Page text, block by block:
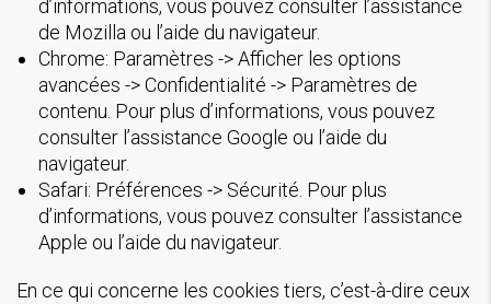
d’informations, vous pouvez consulter l’assistance
de Mozilla ou l’aide du navigateur.
Chrome: Paramètres -> Afficher les options
avancées -> Confidentialité -> Paramètres de
contenu. Pour plus d’informations, vous pouvez
consulter l’assistance Google ou l’aide du
navigateur.
Safari: Préférences -> Sécurité. Pour plus
d’informations, vous pouvez consulter l’assistance
Apple ou l’aide du navigateur.
En ce qui concerne les cookies tiers, c’est-à-dire ceux